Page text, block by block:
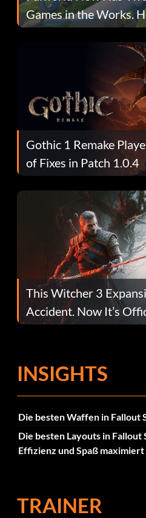
Games in the Works.
Gothic 1 Remake
of Fixes in Patch 1.0.4
This Witcher 3
Accident. Now It’s
INSIGHTS
Die besten Waffen in Fallout
Die besten Layouts in Fallout
Effizienz und Spaß maximiert
TRAINER